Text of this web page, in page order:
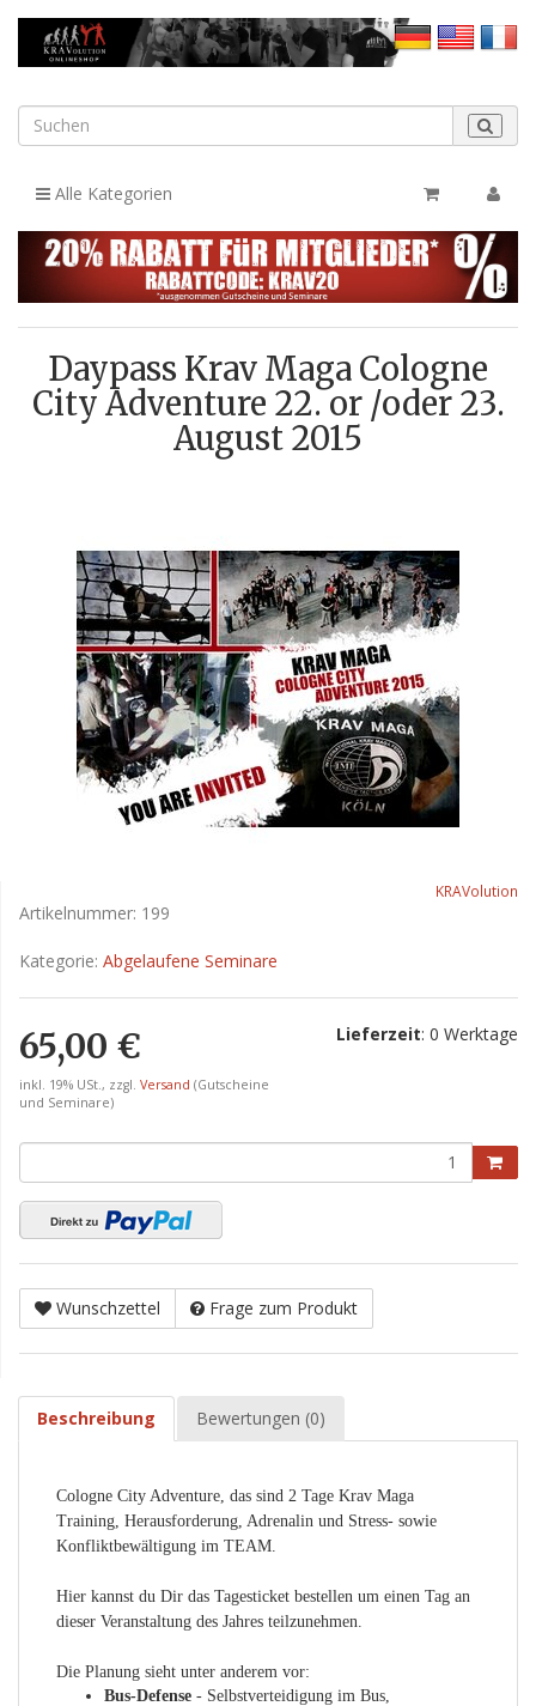
Alle Kategorien
Daypass Krav Maga Cologne
City Adventure 22. or /oder 23.
August 2015
KRAVolution
Artikelnummer: 199
Kategorie: Abgelaufene Seminare
65,00 €
inkl. 19% USt., zzgl. Versand (Gutscheine
und Seminare)
Lieferzeit: 0 Werktage
Wunschzettel Frage zum Produkt
Beschreibung Bewertungen (0)
Cologne City Adventure, das sind 2 Tage Krav Maga
Training, Herausforderung, Adrenalin und Stress- sowie
Konfliktbewältigung im TEAM.
Hier kannst du Dir das Tagesticket bestellen um einen Tag an
dieser Veranstaltung des Jahres teilzunehmen.
Die Planung sieht unter anderem vor:
Bus-Defense - Selbstverteidigung im Bus,